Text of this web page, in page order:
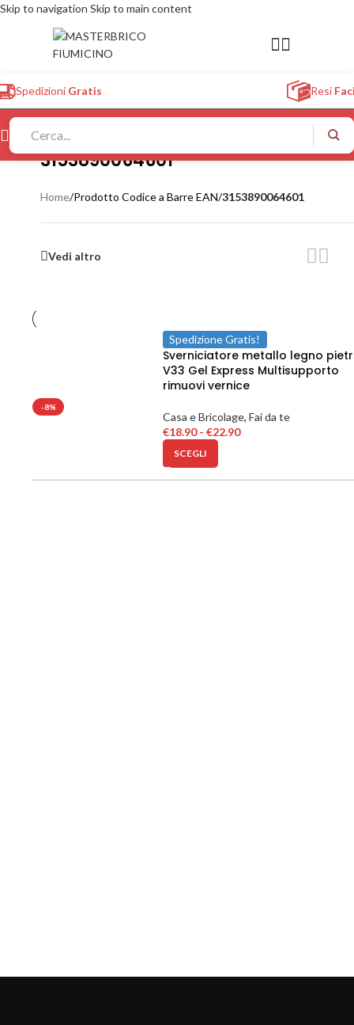
Skip to navigation Skip to main content
Spedizioni Gratis Resi
3153890064601
Home/Prodotto Codice a Barre EAN/3153890064601
Vedi altro
-8%
Spedizione Gratis!
Sverniciatore metallo legno
V33 Gel Express Multisupporto
rimuovi vernice
Casa e Bricolage, Fai da te
€18.90 - €22.90
SCEGLI